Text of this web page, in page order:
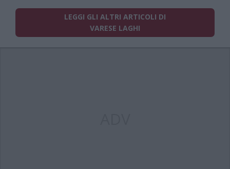
LEGGI GLI ALTRI ARTICOLI DI
VARESE LAGHI